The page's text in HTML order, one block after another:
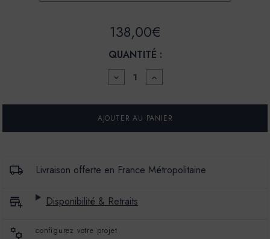
138,00€
QUANTITÉ :
DIMINUER
LA
POUR
FINITION
LISSE
CÉLESTE
AUGMENTER
LA
POUR
FINITION
LISSE
CÉLESTE
Livraison offerte en France Métropolitaine
Disponibilité & Retraits
configurez votre projet